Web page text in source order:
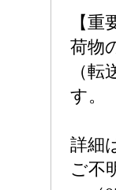
【
荷物
（
す。
詳細
ご不